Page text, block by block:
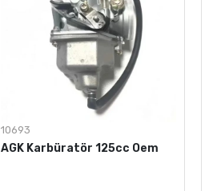
10693
AGK Karbüratör 125cc Oem